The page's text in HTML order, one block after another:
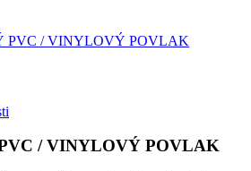
PVC / VINYLOVÝ POVLAK
/ VINYLOVÝ POVLAK